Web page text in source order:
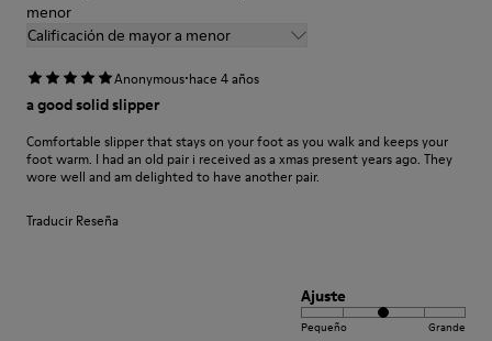
menor
Calificación de mayor a menor
Anonymous·hace 4 años
a good solid slipper
Comfortable slipper that stays on your foot as you walk and keeps your
foot warm. I had an old pair i received as a xmas present years ago. They
wore well and am delighted to have another pair.
Traducir Reseña
Ajuste
Pequeño Grande